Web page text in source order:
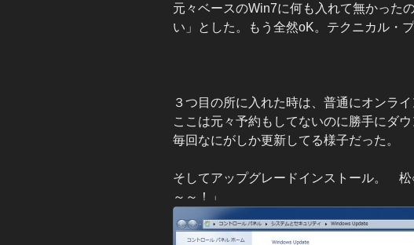
元々ベースのWin7に何も入れて無かった
い」とした。もう全然oK。テクニカル・
３つ目の所に入れた時は、普通にオンライ
ここは元々予約もしてないのに勝手にダ
毎回なにがしか更新してる様子だった。
そしてアップグレードインストール。 松
～～！」